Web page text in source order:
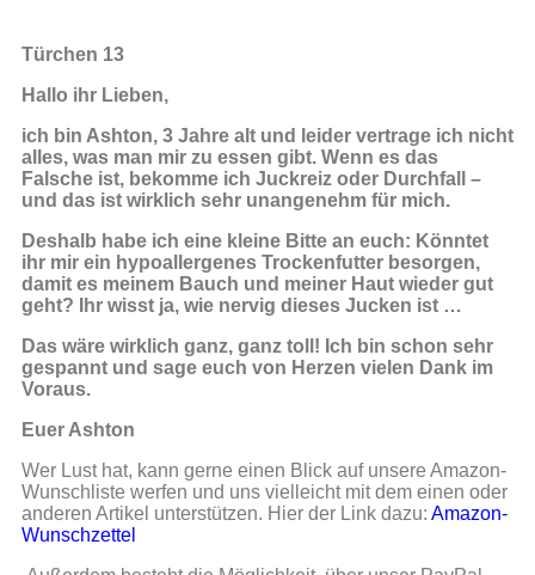
Türchen 13
Hallo ihr Lieben,
ich bin Ashton, 3 Jahre alt und leider vertrage ich nicht
alles, was man mir zu essen gibt. Wenn es das
Falsche ist, bekomme ich Juckreiz oder Durchfall –
und das ist wirklich sehr unangenehm für mich.
Deshalb habe ich eine kleine Bitte an euch: Könntet
ihr mir ein hypoallergenes Trockenfutter besorgen,
damit es meinem Bauch und meiner Haut wieder gut
geht? Ihr wisst ja, wie nervig dieses Jucken ist …
Das wäre wirklich ganz, ganz toll! Ich bin schon sehr
gespannt und sage euch von Herzen vielen Dank im
Voraus.
Euer Ashton
Wer Lust hat, kann gerne einen Blick auf unsere Amazon-
Wunschliste werfen und uns vielleicht mit dem einen oder
anderen Artikel unterstützen. Hier der Link dazu: Amazon-
Wunschzettel